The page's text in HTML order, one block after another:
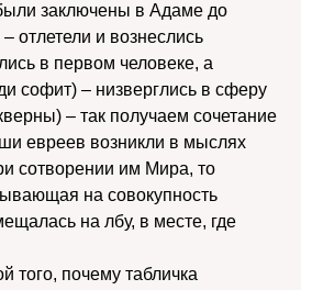
заключены в Адаме до
– отлетели и вознеслись
в первом человеке, а
софит) – низверглись в сферу
– так получаем сочетание
евреев возникли в мыслях
сотворении им Мира, то
на совокупность
на лбу, в месте, где
того, почему табличка